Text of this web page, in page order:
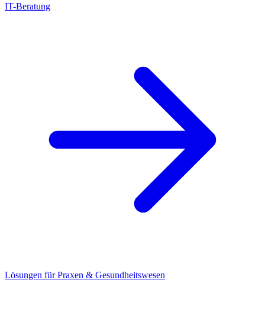
IT-Beratung
Lösungen für Praxen & Gesundheitswesen